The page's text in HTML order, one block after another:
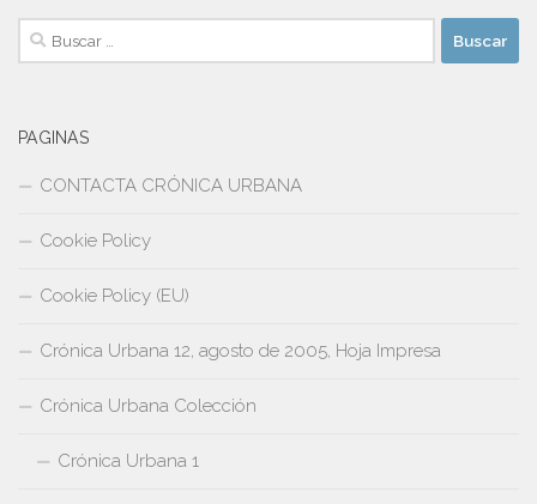
Buscar:
PAGINAS
CONTACTA CRÓNICA URBANA
Cookie Policy
Cookie Policy (EU)
Crónica Urbana 12, agosto de 2005, Hoja Impresa
Crónica Urbana Colección
Crónica Urbana 1